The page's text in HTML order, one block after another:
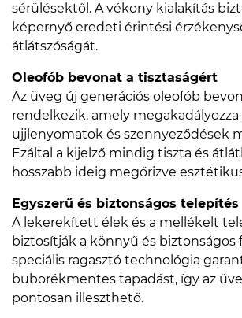
sérülésektől. A vékony kialakítás
képernyő eredeti érintési
átlátszóságát.
Oleofób bevonat a tisztaságért
Az üveg új generációs oleofób
rendelkezik, amely megakadályozza
ujjlenyomatok és szennyeződések
Ezáltal a kijelző mindig tiszta és
hosszabb ideig megőrizve
Egyszerű és biztonságos telepítés
A lekerekített élek és a mellékelt
biztosítják a könnyű és biztonságos
speciális ragasztó technológia
buborékmentes tapadást, így az
pontosan illeszthető.